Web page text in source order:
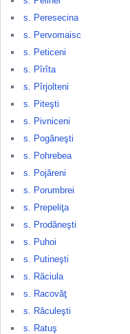
s. Peresecina
s. Pervomaisc
s. Peticeni
s. Pîrîta
s. Pîrjolteni
s. Piteşti
s. Pivniceni
s. Pogăneşti
s. Pohrebea
s. Pojăreni
s. Porumbrei
s. Prepeliţa
s. Prodăneşti
s. Puhoi
s. Putineşti
s. Răciula
s. Racovăţ
s. Răculeşti
s. Ratuş